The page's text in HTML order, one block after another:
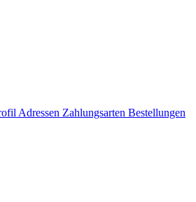
Adressen Zahlungsarten Bestellungen